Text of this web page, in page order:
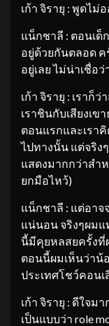
เก้า จิรายุ : พูดไม่
แน็กชาลี : ตอนเด็
อยู่ด้วยกันตลอด ค
อยู่เลย ไม่น่าเชื่อ
เก้า จิรายุ : เราก็
เราชินกับเสียงเข
ตอนแรกและเราคิ
ไปทางนั้น แต่จริง
แสดงมากกว่าสำห
ยกมือไหว้)
แน็กชาลี : แต่อาจ
แน่นอน จริงๆผมแ
นี้มีคุยหลสยครั้งที่
ตอนนี้ผมเห็นว่าน้
ประเทศโชว์คอนเ
เก้า จิรายุ : ดีใจ
เป็นแบบว่า role